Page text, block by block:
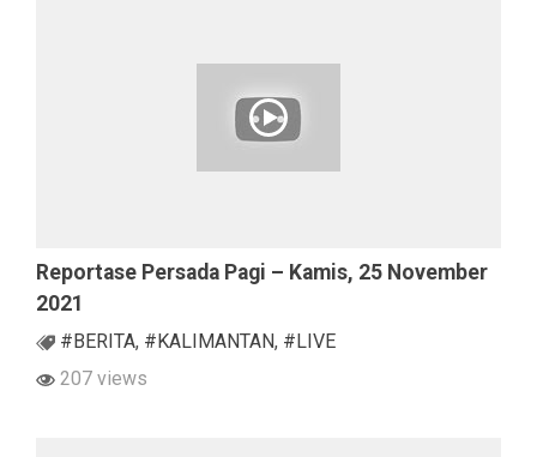
Reportase Persada Pagi – Kamis, 25 November
2021
#BERITA, #KALIMANTAN, #LIVE
207 views